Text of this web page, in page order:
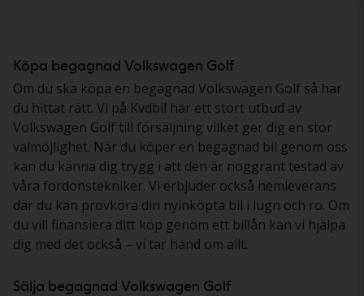
Köpa begagnad Volkswagen Golf
Om du ska köpa en begagnad Volkswagen Golf så har
du hittat rätt. Vi på Kvdbil har ett stort utbud av
Volkswagen Golf till försäljning vilket ger dig en stor
valmöjlighet. När du köper en begagnad bil genom oss
kan du känna dig trygg i att den är noggrant testad av
våra fordonstekniker. Vi erbjuder också hemleverans
där du kan provköra din nyinköpta bil i lugn och ro. Om
du vill finansiera ditt köp genom ett billån kan vi hjälpa
dig med det också – vi tar hand om allt.
Sälja begagnad Volkswagen Golf